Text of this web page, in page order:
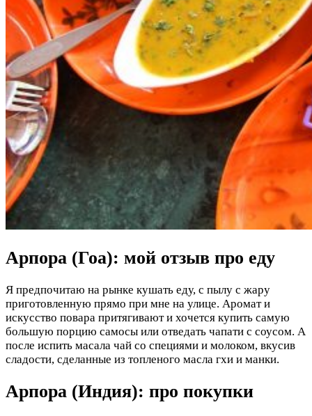
Арпора (Гоа): мой отзыв про еду
Я предпочитаю на рынке кушать еду, с пылу с жару
приготовленную прямо при мне на улице. Аромат и
искусство повара притягивают и хочется купить самую
большую порцию самосы или отведать чапати с соусом. А
после испить масала чай со специями и молоком, вкусив
сладости, сделанные из топленого масла гхи и манки.
Арпора (Индия): про покупки